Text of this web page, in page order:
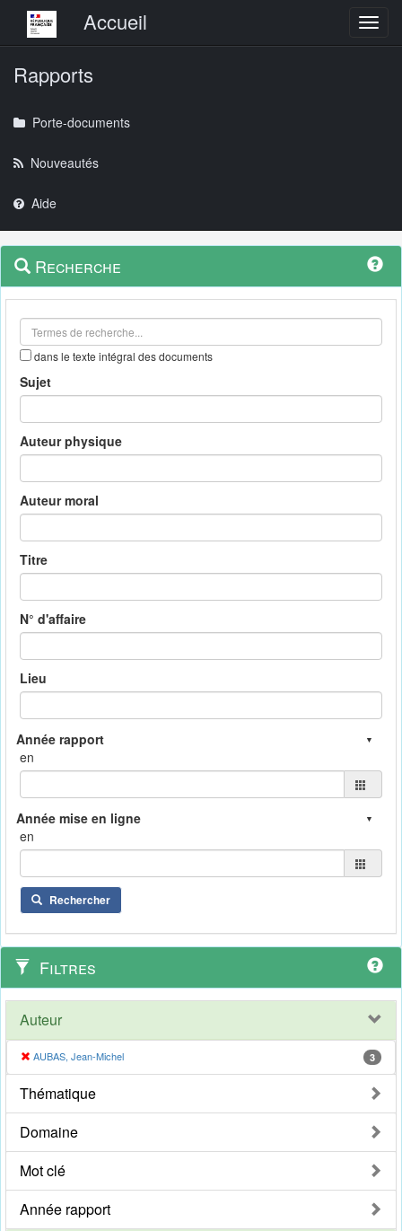
Menu principalAccueil
Rapports
Porte-documents
Nouveautés
Aide
Navigation
outils
Menu
contextuel
Recherche
dans le texte intégral des documents
Sujet
Auteur physique
Auteur moral
Titre
N° d'affaire
Lieu
en
en
Rechercher
Filtres
Auteur
AUBAS, Jean-Michel 3
Thématique
Domaine
Mot clé
Année rapport